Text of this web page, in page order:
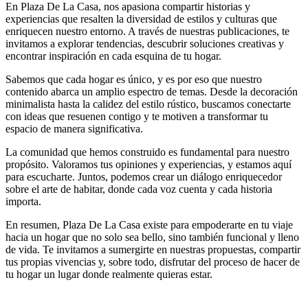
En Plaza De La Casa, nos apasiona compartir historias y
experiencias que resalten la diversidad de estilos y culturas que
enriquecen nuestro entorno. A través de nuestras publicaciones, te
invitamos a explorar tendencias, descubrir soluciones creativas y
encontrar inspiración en cada esquina de tu hogar.
Sabemos que cada hogar es único, y es por eso que nuestro
contenido abarca un amplio espectro de temas. Desde la decoración
minimalista hasta la calidez del estilo rústico, buscamos conectarte
con ideas que resuenen contigo y te motiven a transformar tu
espacio de manera significativa.
La comunidad que hemos construido es fundamental para nuestro
propósito. Valoramos tus opiniones y experiencias, y estamos aquí
para escucharte. Juntos, podemos crear un diálogo enriquecedor
sobre el arte de habitar, donde cada voz cuenta y cada historia
importa.
En resumen, Plaza De La Casa existe para empoderarte en tu viaje
hacia un hogar que no solo sea bello, sino también funcional y lleno
de vida. Te invitamos a sumergirte en nuestras propuestas, compartir
tus propias vivencias y, sobre todo, disfrutar del proceso de hacer de
tu hogar un lugar donde realmente quieras estar.